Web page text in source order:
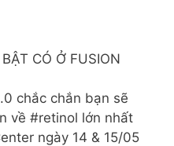
CÓ Ở FUSION
chắc chắn bạn sẽ
về #retinol lớn nhất
ngày 14 & 15/05